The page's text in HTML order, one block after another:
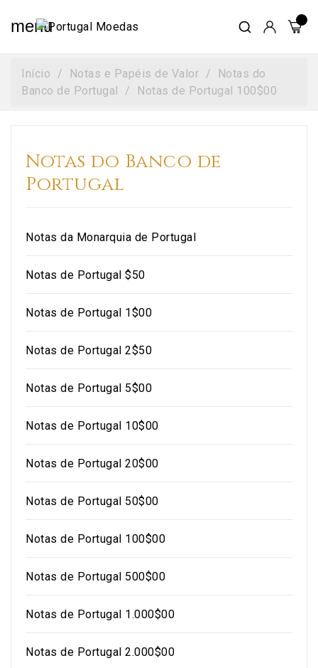
menu
Início Notas e Papéis de Valor
Notas do
Banco de Portugal
Notas de Portugal 100$00
Notas do Banco de
Portugal
Notas da Monarquia de Portugal
Notas de Portugal $50
Notas de Portugal 1$00
Notas de Portugal 2$50
Notas de Portugal 5$00
Notas de Portugal 10$00
Notas de Portugal 20$00
Notas de Portugal 50$00
Notas de Portugal 100$00
Notas de Portugal 500$00
Notas de Portugal 1.000$00
Notas de Portugal 2.000$00